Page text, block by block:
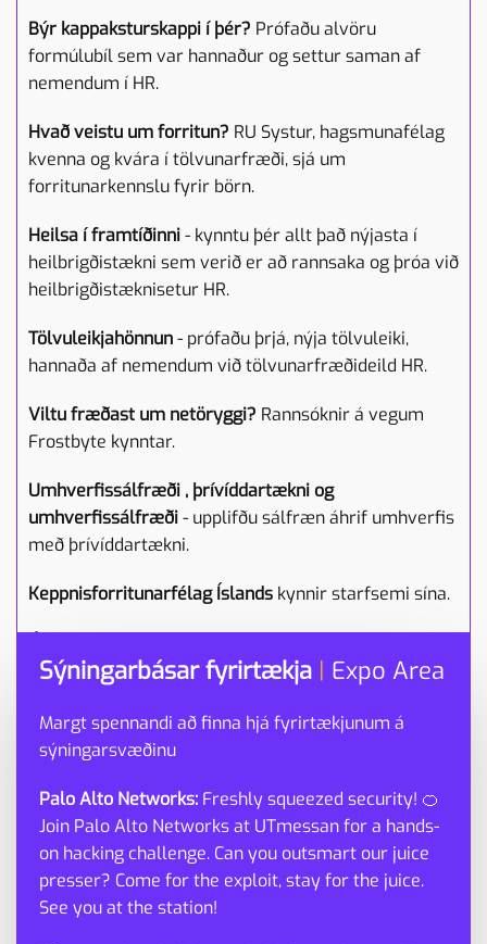
Býr kappaksturskappi í þér? Prófaðu alvöru
formúlubíl sem var hannaður og settur saman af
nemendum í HR.
Hvað veistu um forritun? RU Systur, hagsmunafélag
kvenna og kvára í tölvunarfræði, sjá um
forritunarkennslu fyrir börn.
Heilsa í framtíðinni- kynntu þér allt það nýjasta í
heilbrigðistækni sem verið er að rannsaka og þróa við
heilbrigðistæknisetur HR.
Tölvuleikjahönnun- prófaðu þrjá, nýja tölvuleiki,
hannaða af nemendum við tölvunarfræðideild HR.
Viltu fræðast um netöryggi? Rannsóknir á vegum
Frostbyte kynntar.
Umhverfissálfræði , þrívíddartækni og
umhverfissálfræði- upplifðu sálfræn áhrif umhverfis
með þrívíddartækni.
Keppnisforritunarfélag Íslands kynnir starfsemi sína.
framburðarþjálfun aðgengilega hvar og hvenær sem
11:00 - 16:00
Sjáðu og prófaðu nýjustu tölvuleikina
1939 Games|Bunkhouse Games
Sýningarbásar fyrirtækja | Expo Area
Margt spennandi að finna hjá fyrirtækjunum á
sýningarsvæðinu
Palo Alto Networks: Freshly squeezed security! 🍊
Join Palo Alto Networks at UTmessan for a hands-
on hacking challenge. Can you outsmart our juice
presser? Come for the exploit, stay for the juice.
See you at the station!